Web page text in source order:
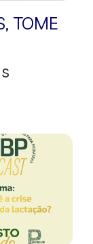
, TOME